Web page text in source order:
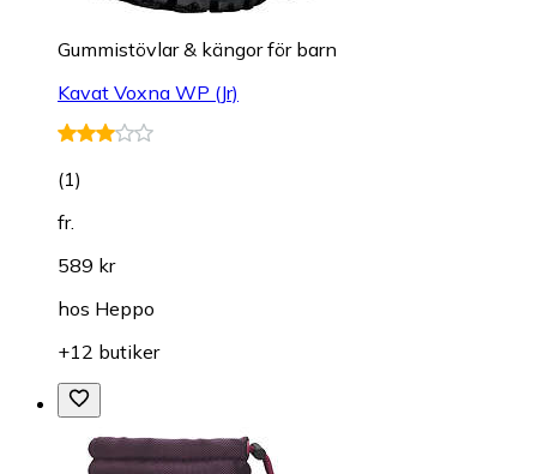
Gummistövlar & kängor för barn
Kavat Voxna WP (Jr)
(1)
fr.
589 kr
hos Heppo
+12 butiker